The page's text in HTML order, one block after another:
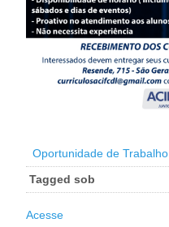
Oportunidade de Trabalho
Tagged sob
Acesse